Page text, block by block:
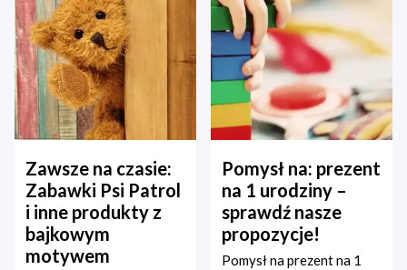
Zawsze na czasie:
Zabawki Psi Patrol
i inne produkty z
bajkowym
motywem
Pomysł na: prezent
na 1 urodziny –
sprawdź nasze
propozycje!
Pomysł na prezent na 1